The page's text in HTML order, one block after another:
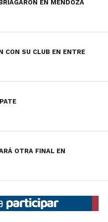
y el entrenador
que esperemos que
alto posible y
mucho para eso”.
EN MENDOZA
CON SU CLUB EN ENTRE
OTRA FINAL EN